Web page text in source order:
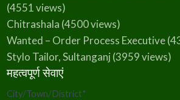
(4551 views)
Chitrashala (4500 views)
Wanted – Order Process Executive
Stylo Tailor, Sultanganj (3959 views)
महत्वपूर्ण सेवाएं
City/Town/District*